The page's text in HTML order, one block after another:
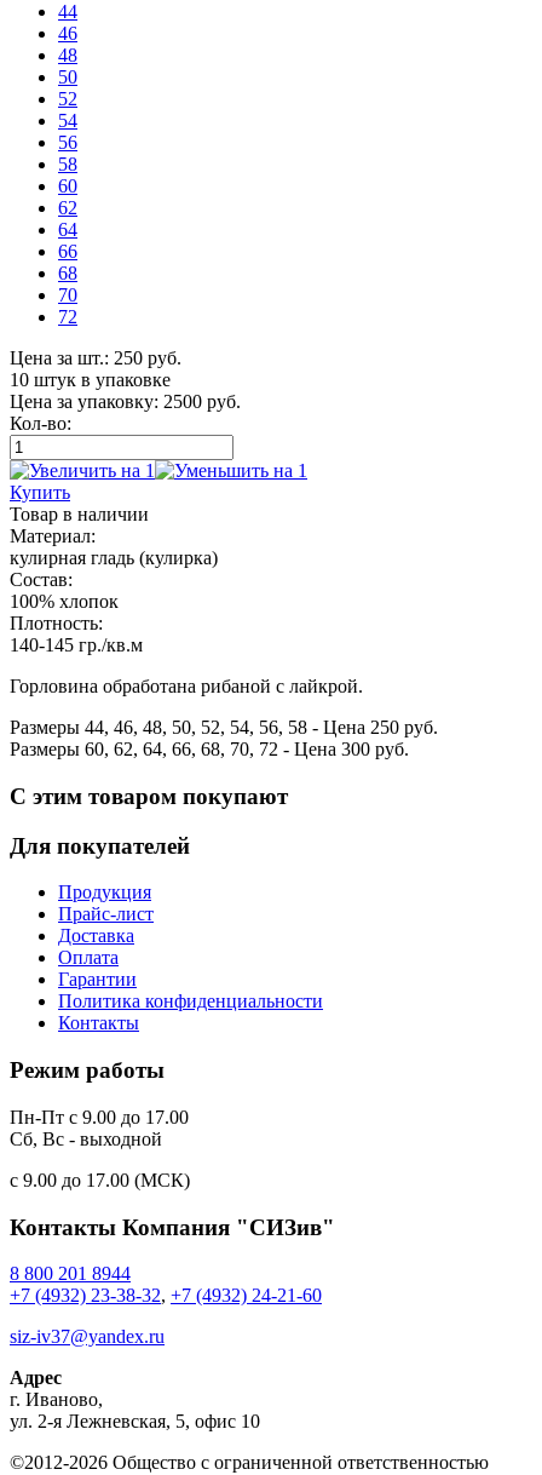
44
46
48
50
52
54
56
58
60
62
64
66
68
70
72
Цена за шт.: 250 руб.
10 штук в упаковке
Цена за упаковку: 2500 руб.
Кол-во:
Купить
Товар в наличии
Материал:
кулирная гладь (кулирка)
Состав:
100% хлопок
Плотность:
140-145 гр./кв.м
Горловина обработана рибаной с лайкрой.
Размеры 44, 46, 48, 50, 52, 54, 56, 58 - Цена 250 руб.
Размеры 60, 62, 64, 66, 68, 70, 72 - Цена 300 руб.
С этим товаром покупают
Для покупателей
Продукция
Прайс-лист
Доставка
Оплата
Гарантии
Политика конфиденциальности
Контакты
Режим работы
Пн-Пт с 9.00 до 17.00
Сб, Вс - выходной
c 9.00 до 17.00 (МСК)
Контакты Компания "СИЗив"
8 800 201 8944
+7 (4932) 23-38-32, +7 (4932) 24-21-60
siz-iv37@yandex.ru
Адрес
г. Иваново,
ул. 2-я Лежневская, 5, офис 10
©2012-2026 Общество с ограниченной ответственностью